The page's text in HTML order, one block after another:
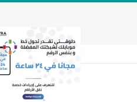
الخميس 6 أغسطس